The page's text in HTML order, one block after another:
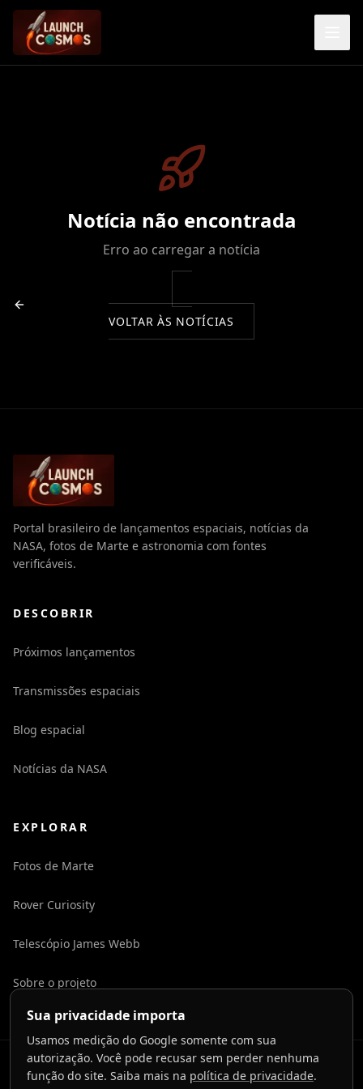
Notícia não encontrada
Erro ao carregar a notícia
VOLTAR ÀS NOTÍCIAS
Portal brasileiro de lançamentos espaciais, notícias da
NASA, fotos de Marte e astronomia com fontes
verificáveis.
DESCOBRIR
Próximos lançamentos
Transmissões espaciais
Blog espacial
Notícias da NASA
EXPLORAR
Fotos de Marte
Rover Curiosity
Telescópio James Webb
Sobre o projeto
2026LaunchToCosmos.
Sua privacidade importa
Usamos medição do Google somente com sua
autorização. Você pode recusar sem perder nenhuma
função do site. Saiba mais na política de privacidade.